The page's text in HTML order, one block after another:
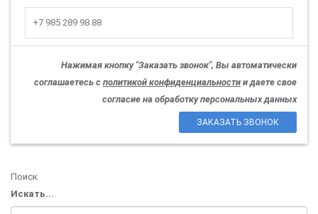
Нажимая кнопку "Заказать звонок", Вы автоматически
соглашаетесь с политикой конфиденциальности и даете свое
согласие на обработку персональных данных
ЗАКАЗАТЬ ЗВОНОК
Поиск
Искать...